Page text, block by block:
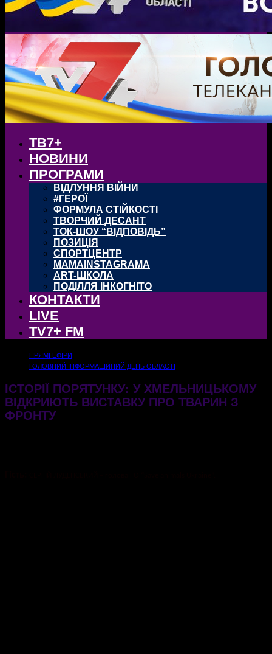
ТВ7+
НОВИНИ
ПРОГРАМИ
ВІДЛУННЯ ВІЙНИ
#ГЕРОЇ
ФОРМУЛА СТІЙКОСТІ
ТВОРЧИЙ ДЕСАНТ
ТОК-ШОУ “ВІДПОВІДЬ”
ПОЗИЦІЯ
СПОРТЦЕНТР
MAMAINSTAGRAMA
ART-ШКОЛА
ПОДІЛЛЯ ІНКОГНІТО
КОНТАКТИ
LIVE
TV7+ FM
ПРЯМІ ЕФІРИ
ГОЛОВНИЙ ІНФОРМАЦІЙНИЙ ДЕНЬ ОБЛАСТІ
ІСТОРІЇ ПОРЯТУНКУ: У ХМЕЛЬНИЦЬКОМУ
ВІДКРИЮТЬ ВИСТАВКУ ПРО ТВАРИН З
ФРОНТУ